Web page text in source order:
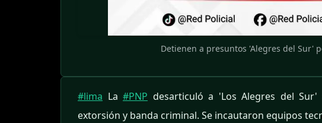
Detienen a presuntos 'Alegres del Sur'
#lima La #PNP desarticuló a 'Los Alegres del
extorsión y banda criminal. Se incautaron equipos